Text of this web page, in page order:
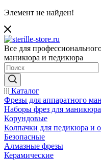
Элемент не найден!
Все для
маникюра и педикюра
Каталог
Фрезы для аппаратного
Наборы фрез для маникюра
Корундовые
Колпачки для педикюра и
Безопасные
Алмазные фрезы
Керамические